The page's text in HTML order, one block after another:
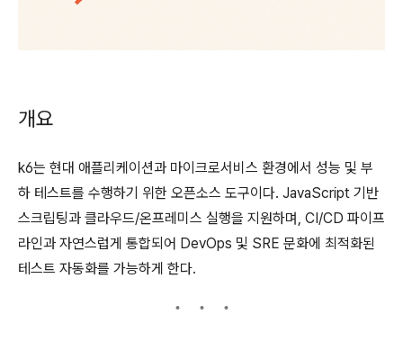
개요
k6는 현대 애플리케이션과 마이크로서비스 환경에서 성능 및 부
하 테스트를 수행하기 위한 오픈소스 도구이다. JavaScript 기반
스크립팅과 클라우드/온프레미스 실행을 지원하며, CI/CD 파이프
라인과 자연스럽게 통합되어 DevOps 및 SRE 문화에 최적화된
테스트 자동화를 가능하게 한다.